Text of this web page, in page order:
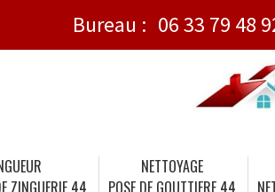
Bureau : 06 33 79 48
ZINGUERIE 44
NETTOYAGE
POSE DE GOUTTIERE 44